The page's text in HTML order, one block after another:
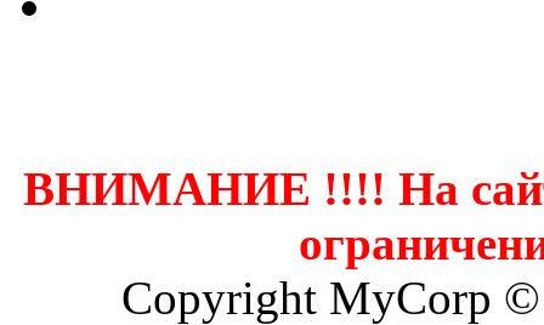
ВНИМАНИЕ !!!! На
Copyright MyCorp